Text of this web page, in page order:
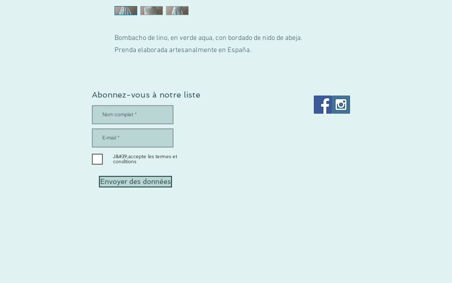
Bombacho de lino, en verde aqua, con bordado de nido de abeja.
Prenda elaborada artesanalmente en España.
Abonnez-vous à notre liste
J&#39;accepte les termes et
conditions
Envoyer des données